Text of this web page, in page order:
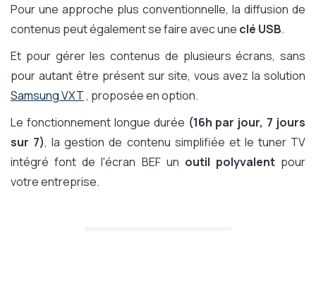
Pour une approche plus conventionnelle, la diffusion de
contenus peut également se faire avec une clé USB.
Et pour gérer les contenus de plusieurs écrans, sans
pour autant être présent sur site, vous avez la solution
Samsung VXT, proposée en option.
Le fonctionnement longue durée (16h par jour, 7 jours
sur 7), la gestion de contenu simplifiée et le tuner TV
intégré font de l'écran BEF un outil polyvalentpour
votre entreprise.